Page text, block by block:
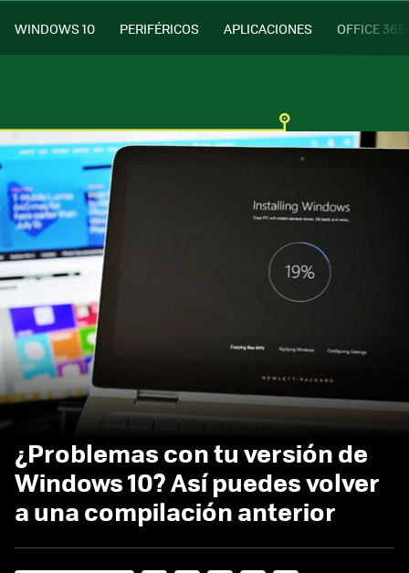
WINDOWS 10 PERIFÉRICOS APLICACIONES OFFICE 365
¿Problemas con tu versión de
Windows 10? Así puedes volver
a una compilación anterior